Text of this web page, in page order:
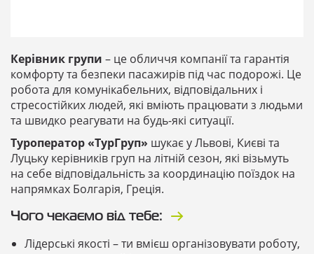
Керівник групи – це обличчя компанії та гарантія
комфорту та безпеки пасажирів під час подорожі. Це
робота для комунікабельних, відповідальних і
стресостійких людей, які вміють працювати з людьми
та швидко реагувати на будь-які ситуації.
Туроператор «ТурГруп» шукає у Львові, Києві та
Луцьку керівників груп на літній сезон, які візьмуть
на себе відповідальність за координацію поїздок на
напрямках Болгарія, Греція.
Чого чекаємо від тебе:
Лідерські якості – ти вмієш організовувати роботу,